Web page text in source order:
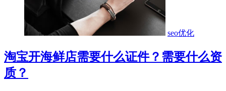
seo优化
淘宝开海鲜店需要什么证件？需要什么资
质？